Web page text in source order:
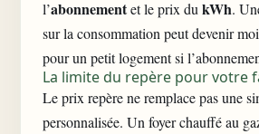
l’abonnementet le prix du kWh.
sur la consommation peut devenir
pour un petit logement si
La limite du repère pour votre
Le prix repère ne remplace pas une
personnalisée. Un foyer chauffé au